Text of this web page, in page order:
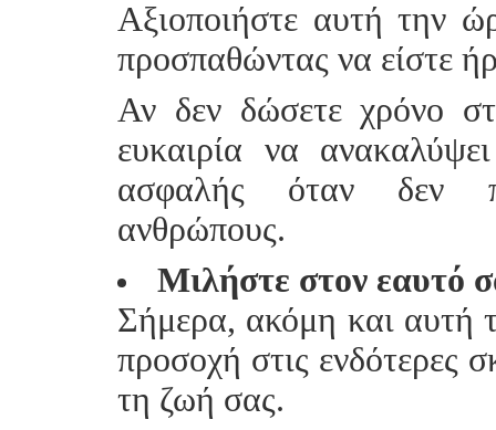
Αξιοποιήστε αυτή την
προσπαθώντας να είστε
Αν δεν δώσετε χρόνο
ευκαιρία να
ασφαλής όταν δεν
ανθρώπους.
Μιλήστε στον εαυτό
Σήμερα, ακόμη και αυτή
προσοχή στις ενδότερες
τη ζωή σας.